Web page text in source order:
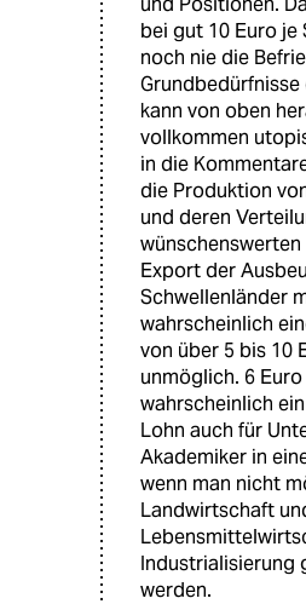
bei gut 10 Euro je
noch nie die
kann von oben
vollkommen
in die
die Produktion
und deren
Export der
Schwellenländer
wahrscheinlich
von über 5 bis 10
unmöglich. 6
wahrscheinlich
Lohn auch für
Akademiker in
wenn man nicht
Landwirtschaft
Industrialisierung
werden.